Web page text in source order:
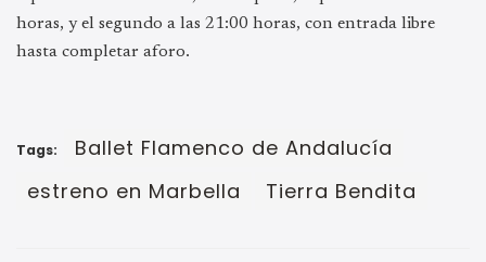
horas, y el segundo a las 21:00 horas, con entrada libre
hasta completar aforo.
Tags:
Ballet Flamenco de Andalucía
estreno en Marbella
Tierra Bendita